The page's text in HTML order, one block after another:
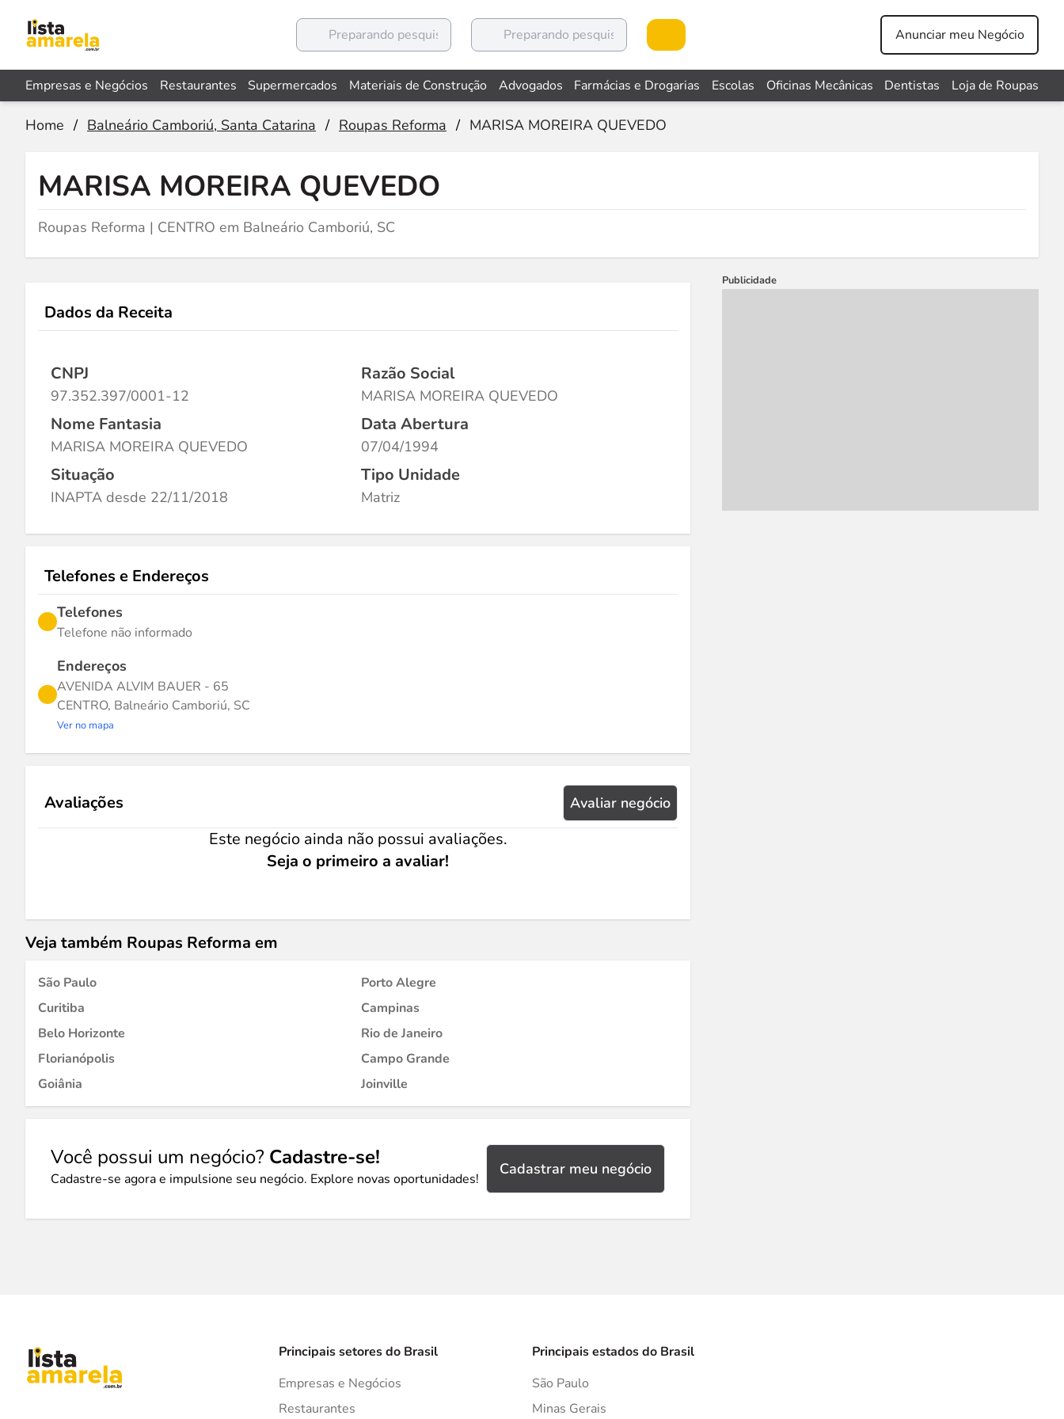
Anunciar meu Negócio
Empresas e Negócios Restaurantes Supermercados Materiais de Construção Advogados Farmácias e Drogarias Escolas Oficinas Mecânicas Dentistas Loja de Roupas
Home / Balneário Camboriú, Santa Catarina / Roupas Reforma / MARISA MOREIRA QUEVEDO
MARISA MOREIRA QUEVEDO
Roupas Reforma | CENTRO em Balneário Camboriú, SC
Dados da Receita
CNPJ
97.352.397/0001-12
Razão Social
MARISA MOREIRA QUEVEDO
Nome Fantasia
MARISA MOREIRA QUEVEDO
Data Abertura
07/04/1994
Situação
INAPTA desde 22/11/2018
Tipo Unidade
Matriz
Telefones e Endereços
Telefones
Telefone não informado
Endereços
AVENIDA ALVIM BAUER - 65
CENTRO, Balneário Camboriú, SC
Ver no mapa
Avaliações Avaliar negócio
Este negócio ainda não possui avaliações.
Seja o primeiro a avaliar!
Veja também Roupas Reforma em
São Paulo
Porto Alegre
Curitiba
Campinas
Belo Horizonte
Rio de Janeiro
Florianópolis
Campo Grande
Goiânia
Joinville
Você possui um negócio? Cadastre-se!
Cadastre-se agora e impulsione seu negócio. Explore novas oportunidades!
Cadastrar meu negócio
Publicidade
Principais setores do Brasil
Empresas e Negócios
Restaurantes
Principais estados do Brasil
São Paulo
Minas Gerais